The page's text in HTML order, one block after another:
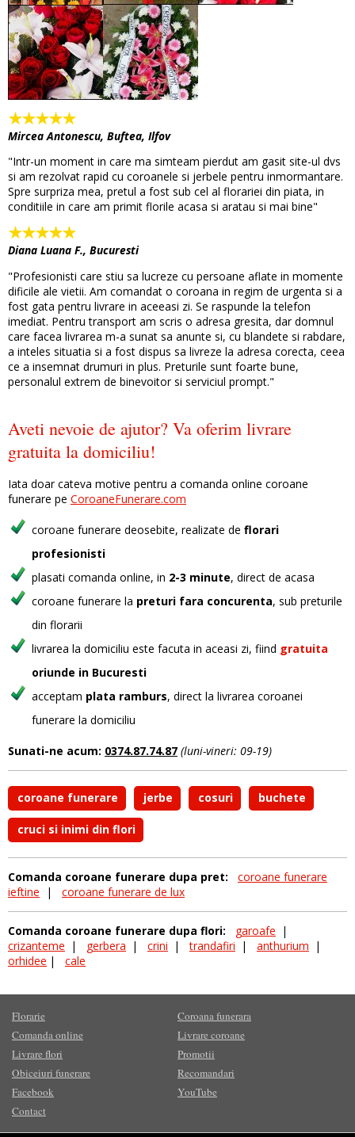
Mircea Antonescu, Buftea, Ilfov
"Intr-un moment in care ma simteam pierdut am gasit site-ul dvs
si am rezolvat rapid cu coroanele si jerbele pentru inmormantare.
Spre surpriza mea, pretul a fost sub cel al florariei din piata, in
conditiile in care am primit florile acasa si aratau si mai bine"
Diana Luana F., Bucuresti
"Profesionisti care stiu sa lucreze cu persoane aflate in momente
dificile ale vietii. Am comandat o coroana in regim de urgenta si a
fost gata pentru livrare in aceeasi zi. Se raspunde la telefon
imediat. Pentru transport am scris o adresa gresita, dar domnul
care facea livrarea m-a sunat sa anunte si, cu blandete si rabdare,
a inteles situatia si a fost dispus sa livreze la adresa corecta, ceea
ce a insemnat drumuri in plus. Preturile sunt foarte bune,
personalul extrem de binevoitor si serviciul prompt."
Aveti nevoie de ajutor? Va oferim livrare
gratuita la domiciliu!
Iata doar cateva motive pentru a comanda online coroane
funerare pe CoroaneFunerare.com
coroane funerare deosebite, realizate de florari
profesionisti
plasati comanda online, in 2-3 minute, direct de acasa
coroane funerare la preturi fara concurenta, sub preturile
din florarii
livrarea la domiciliu este facuta in aceasi zi, fiind gratuita
oriunde in Bucuresti
acceptam plata ramburs, direct la livrarea coroanei
funerare la domiciliu
Sunati-ne acum: 0374.87.74.87 (luni-vineri: 09-19)
coroane funerare jerbe cosuri buchete
cruci si inimi din flori
Comanda coroane funerare dupa pret:
coroane funerare
ieftine | coroane funerare de lux
Comanda coroane funerare dupa flori: garoafe |
crizanteme | gerbera | crini |trandafiri | anthurium |
orhidee | cale
Florarie
Coroana funerara
Comanda online
Livrare coroane
Livrare flori
Promotii
Obiceiuri funerare
Recomandari
Facebook
YouTube
Contact